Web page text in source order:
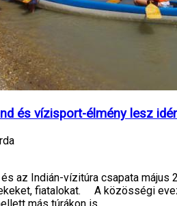
és vízisport-élmény lesz
és az Indián-vízitúra csapata
fiatalokat. A közösségi
más túrákon is